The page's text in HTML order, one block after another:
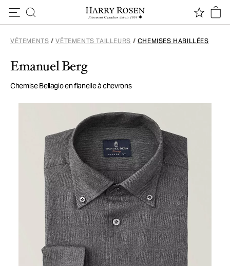
VÊTEMENTS / VÊTEMENTS TAILLEURS / CHEMISES HABILLÉES
Emanuel Berg
Chemise Bellagio en flanelle à chevrons